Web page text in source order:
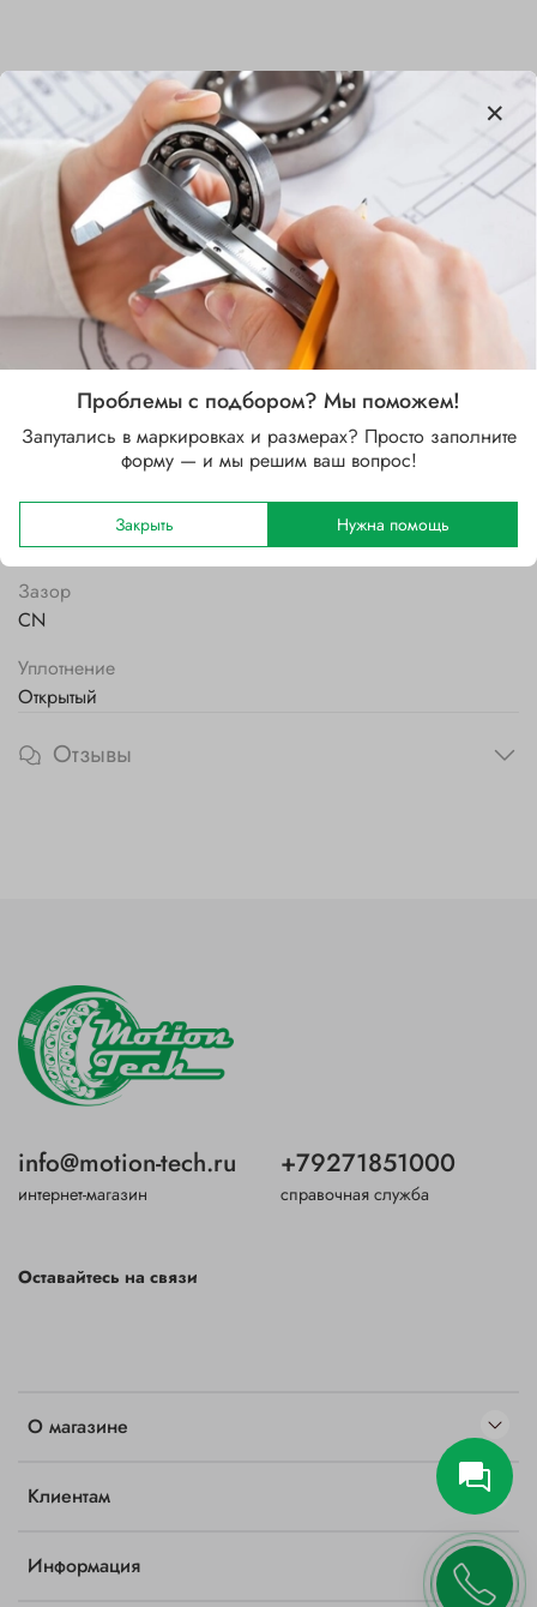
Характеристики
Бренд
Внутренний диаметр d, мм
30
Наружный диаметр D, мм
Ширина B, мм
Латунный
Зазор
CN
Уплотнение
Открытый
Отзывы
О магазине
Клиентам
Информация
info@motion-tech.ru
интернет-магазин
+79271851000
справочная служба
Оставайтесь на связи
Проблемы с подбором? Мы поможем!
Запутались в маркировках и размерах? Просто заполните
форму — и мы решим ваш вопрос!
Закрыть Нужна помощь